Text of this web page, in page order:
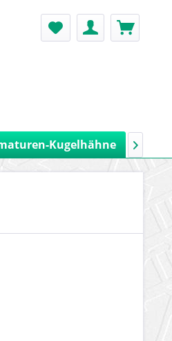
Kugelhähne 